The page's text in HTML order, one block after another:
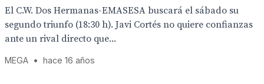
El C.W. Dos Hermanas-EMASESA buscará el sábado su
segundo triunfo (18:30 h). Javi Cortés no quiere confianzas
ante un rival directo que...
MEGA • hace 16 años